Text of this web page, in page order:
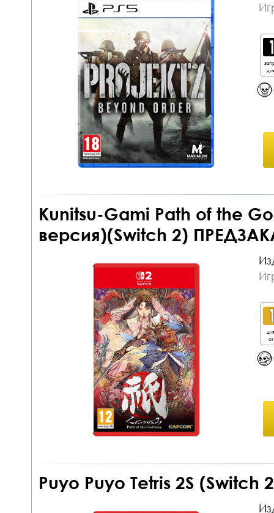
Kunitsu-Gami Path of the
версия)(Switch 2)
Puyo Puyo Tetris 2S